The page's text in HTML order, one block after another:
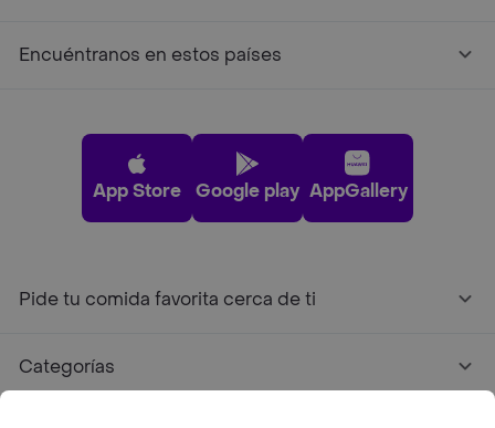
Encuéntranos en estos países
App Store Google play AppGallery
Pide tu comida favorita cerca de ti
Categorías